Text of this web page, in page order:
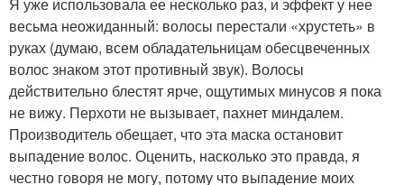
весьма неожиданный: волосы перестали «хрустеть» в
руках (думаю, всем обладательницам обесцвеченных
волос знаком этот противный звук). Волосы
действительно блестят ярче, ощутимых минусов я пока
не вижу. Перхоти не вызывает, пахнет миндалем.
Производитель обещает, что эта маска остановит
выпадение волос. Оценить, насколько это правда, я
честно говоря не могу, потому что выпадение моих